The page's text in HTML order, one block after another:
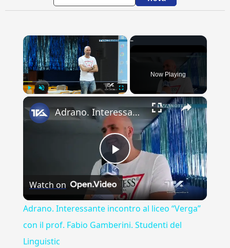
×
Now Playing
×
Play
Video
Adrano. Interessante incontro al liceo “Verga” con il prof. Fabio Gamberini. Studenti del Linguistic
Watch on
Adrano. Interessante incontro al liceo “Verga”
con il prof. Fabio Gamberini. Studenti del
Linguistic